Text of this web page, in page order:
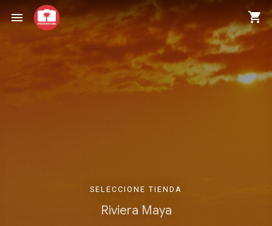
menu shopping_cart
SELECCIONE TIENDA
Riviera Maya